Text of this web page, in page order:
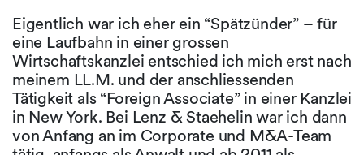
Eigentlich war ich eher ein “Spätzünder” – für
eine Laufbahn in einer grossen
Wirtschaftskanzlei entschied ich mich erst nach
meinem LL.M. und der anschliessenden
Tätigkeit als “Foreign Associate” in einer Kanzlei
in New York. Bei Lenz & Staehelin war ich dann
von Anfang an im Corporate und M&A-Team